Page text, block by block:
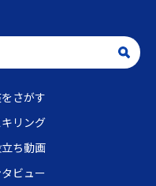
さがす
キリング
ち動画
ビュー